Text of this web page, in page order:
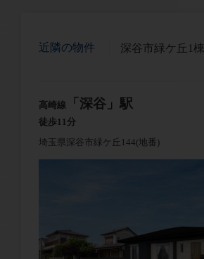
近隣の物件 深谷市緑ケ丘1棟
高崎線 「深谷」駅
徒歩11分
埼玉県深谷市緑ケ丘144(地番)